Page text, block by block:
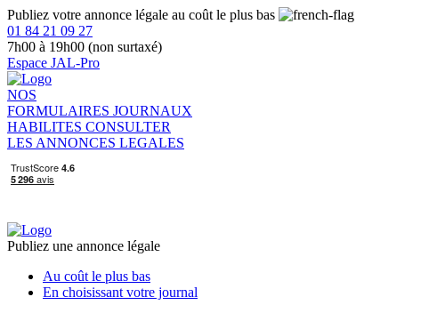
Publiez votre annonce légale au coût le plus bas
01 84 21 09 27
7h00 à 19h00 (non surtaxé)
Espace JAL-Pro
NOS
FORMULAIRES JOURNAUX
HABILITES CONSULTER
LES ANNONCES LEGALES
Publiez une annonce légale
Au coût le plus bas
En choisissant votre journal